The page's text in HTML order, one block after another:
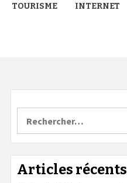
TOURISME INTERNET
Articles récents